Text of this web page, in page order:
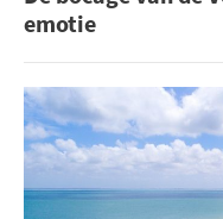
emotie